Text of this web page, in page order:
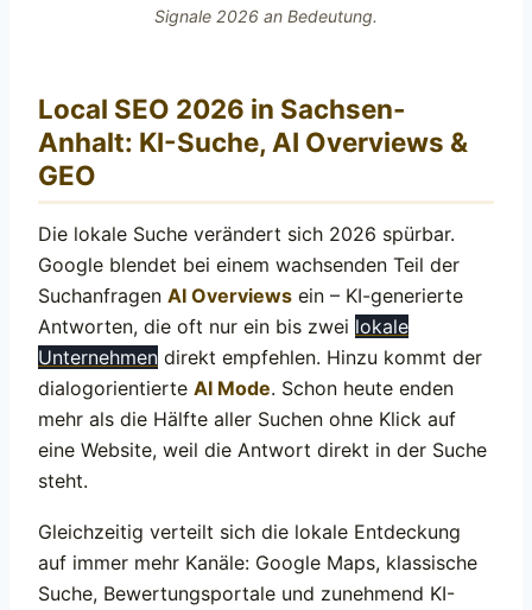
Signale 2026 an Bedeutung.
Local SEO 2026 in Sachsen-
Anhalt: KI-Suche, AI Overviews &
GEO
Die lokale Suche verändert sich 2026 spürbar.
Google blendet bei einem wachsenden Teil der
Suchanfragen AI Overviews ein – KI-generierte
Antworten, die oft nur ein bis zwei lokale
Unternehmen direkt empfehlen. Hinzu kommt der
dialogorientierte AI Mode. Schon heute enden
mehr als die Hälfte aller Suchen ohne Klick auf
eine Website, weil die Antwort direkt in der Suche
steht.
Gleichzeitig verteilt sich die lokale Entdeckung
auf immer mehr Kanäle: Google Maps, klassische
Suche, Bewertungsportale und zunehmend KI-